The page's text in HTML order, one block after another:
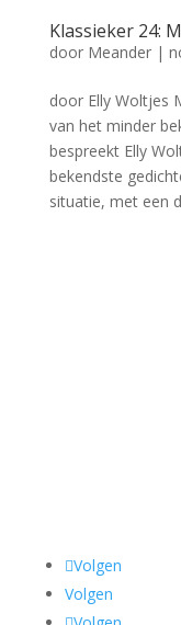
Klassieker 24:
door Meander|
door Elly Woltjes
van het minder
bespreekt Elly
bekendste
situatie, met een
Volgen
Volgen